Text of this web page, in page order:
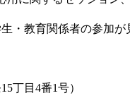
・教育関係者の参加
丁目4番1号）